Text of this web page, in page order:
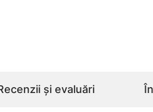
și evaluări